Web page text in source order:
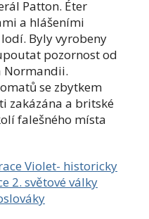
Patton. Éter
a hlášeními
Byly vyrobeny
pozornost od
Normandii.
se zbytkem
zakázána a britské
falešného místa
Violet- historicky
2. světové války